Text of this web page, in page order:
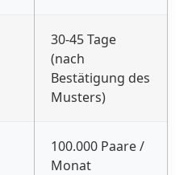
30-45 Tage
(nach
Bestätigung des
Musters)
100.000 Paare /
Monat